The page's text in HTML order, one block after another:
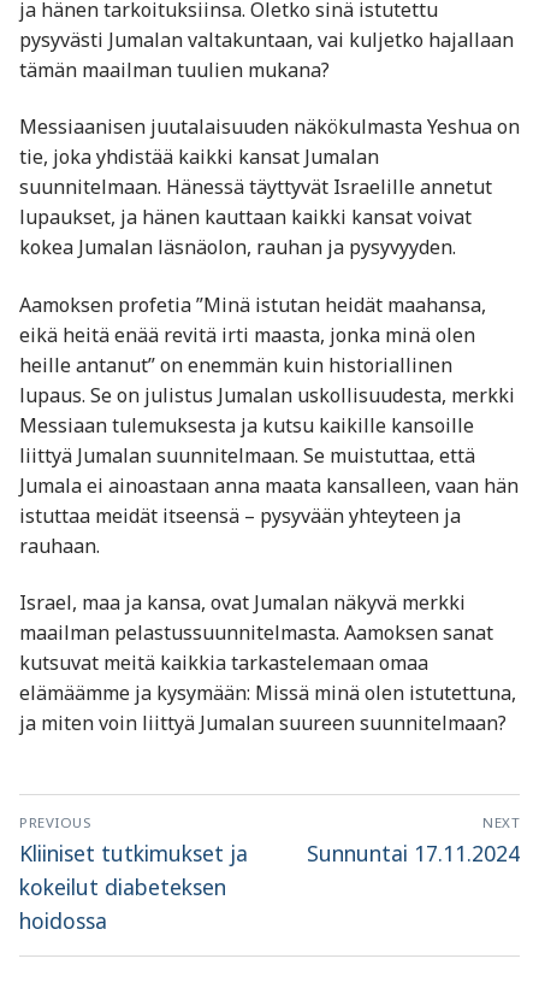
ja hänen tarkoituksiinsa. Oletko sinä istutettu
pysyvästi Jumalan valtakuntaan, vai kuljetko hajallaan
tämän maailman tuulien mukana?
Messiaanisen juutalaisuuden näkökulmasta Yeshua on
tie, joka yhdistää kaikki kansat Jumalan
suunnitelmaan. Hänessä täyttyvät Israelille annetut
lupaukset, ja hänen kauttaan kaikki kansat voivat
kokea Jumalan läsnäolon, rauhan ja pysyvyyden.
Aamoksen profetia ”Minä istutan heidät maahansa,
eikä heitä enää revitä irti maasta, jonka minä olen
heille antanut” on enemmän kuin historiallinen
lupaus. Se on julistus Jumalan uskollisuudesta, merkki
Messiaan tulemuksesta ja kutsu kaikille kansoille
liittyä Jumalan suunnitelmaan. Se muistuttaa, että
Jumala ei ainoastaan anna maata kansalleen, vaan hän
istuttaa meidät itseensä – pysyvään yhteyteen ja
rauhaan.
Israel, maa ja kansa, ovat Jumalan näkyvä merkki
maailman pelastussuunnitelmasta. Aamoksen sanat
kutsuvat meitä kaikkia tarkastelemaan omaa
elämäämme ja kysymään: Missä minä olen istutettuna,
ja miten voin liittyä Jumalan suureen suunnitelmaan?
Artikkelien
selaus
PREVIOUS
Previous
post:
Kliiniset tutkimukset ja
kokeilut diabeteksen
hoidossa
NEXT
Next
Sunnuntai 17.11.2024